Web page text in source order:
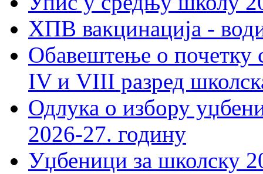
ХПВ вакцинација -
Обавештење о почетку
IV и VIII разред
Одлука о избору
2026-27. годину
Уџбеници за школску